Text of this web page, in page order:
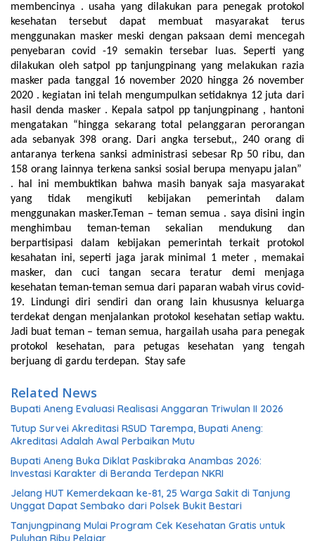
membencinya . usaha yang dilakukan para penegak protokol
kesehatan tersebut dapat membuat masyarakat terus
menggunakan masker meski dengan paksaan demi mencegah
penyebaran covid -19 semakin tersebar luas. Seperti yang
dilakukan oleh satpol pp tanjungpinang yang melakukan razia
masker pada tanggal 16 november 2020 hingga 26 november
2020 . kegiatan ini telah mengumpulkan setidaknya 12 juta dari
hasil denda masker . Kepala satpol pp tanjungpinang , hantoni
mengatakan “hingga sekarang total pelanggaran perorangan
ada sebanyak 398 orang. Dari angka tersebut,, 240 orang di
antaranya terkena sanksi administrasi sebesar Rp 50 ribu, dan
158 orang lainnya terkena sanksi sosial berupa menyapu jalan”
. hal ini membuktikan bahwa masih banyak saja masyarakat
yang tidak mengikuti kebijakan pemerintah dalam
menggunakan masker.Teman – teman semua . saya disini ingin
menghimbau teman-teman sekalian mendukung dan
berpartisipasi dalam kebijakan pemerintah terkait protokol
kesahatan ini, seperti jaga jarak minimal 1 meter , memakai
masker, dan cuci tangan secara teratur demi menjaga
kesehatan teman-teman semua dari paparan wabah virus covid-
19. Lindungi diri sendiri dan orang lain khususnya keluarga
terdekat dengan menjalankan protokol kesehatan setiap waktu.
Jadi buat teman – teman semua, hargailah usaha para penegak
protokol kesehatan, para petugas kesehatan yang tengah
berjuang di gardu terdepan. Stay safe
Related News
Bupati Aneng Evaluasi Realisasi Anggaran Triwulan II 2026
Tutup Survei Akreditasi RSUD Tarempa, Bupati Aneng:
Akreditasi Adalah Awal Perbaikan Mutu
Bupati Aneng Buka Diklat Paskibraka Anambas 2026:
Investasi Karakter di Beranda Terdepan NKRI
Jelang HUT Kemerdekaan ke-81, 25 Warga Sakit di Tanjung
Unggat Dapat Sembako dari Polsek Bukit Bestari
Tanjungpinang Mulai Program Cek Kesehatan Gratis untuk
Puluhan Ribu Pelajar